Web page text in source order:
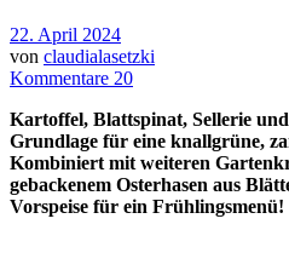
22. April 2024
von claudialasetzki
Kommentare 20
Kartoffel, Blattspinat, Sellerie
Grundlage für eine knallgrüne,
Kombiniert mit weiteren
gebackenem Osterhasen aus
Vorspeise für ein Frühlingsmenü!